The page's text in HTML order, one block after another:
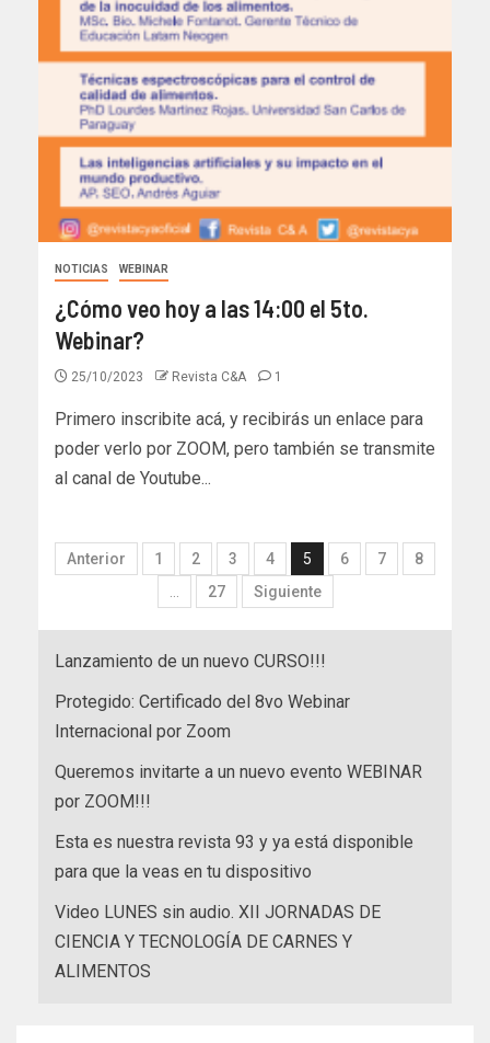
NOTICIAS WEBINAR
¿Cómo veo hoy a las 14:00 el 5to.
Webinar?
25/10/2023 Revista C&A 1
Primero inscribite acá, y recibirás un enlace para
poder verlo por ZOOM, pero también se transmite
al canal de Youtube...
Anterior 1 2 3 4 5 6 7
8
27 Siguiente
Lanzamiento de un nuevo CURSO!!!
Protegido: Certificado del 8vo Webinar
Internacional por Zoom
Queremos invitarte a un nuevo evento WEBINAR
por ZOOM!!!
Esta es nuestra revista 93 y ya está disponible
para que la veas en tu dispositivo
Video LUNES sin audio. XII JORNADAS DE
CIENCIA Y TECNOLOGÍA DE CARNES Y
ALIMENTOS